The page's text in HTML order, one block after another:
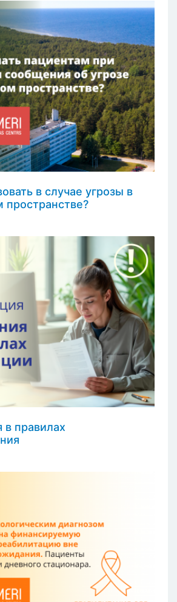
в случае угрозы в
пространстве?
правилах